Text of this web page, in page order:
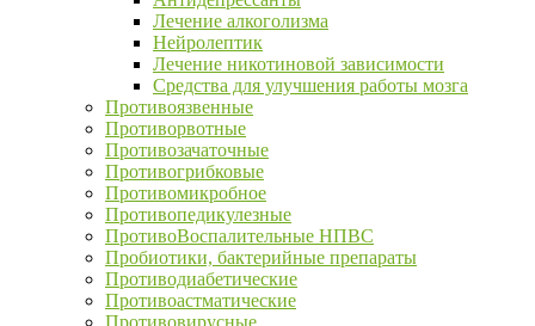
Лечение алкоголизма
Нейролептик
Лечение никотиновой зависимости
Средства для улучшения работы мозга
Противоязвенные
Противорвотные
Противозачаточные
Противогрибковые
Противомикробное
Противопедикулезные
ПротивоВоспалительные НПВС
Пробиотики, бактерийные препараты
Противодиабетические
Противоастматические